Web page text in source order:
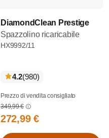
DiamondClean Prestige
Spazzolino ricaricabile
HX9992/11
4.2(980recensioni
)
Prezzo di vendita consigliato
349,99 €
272,99 €